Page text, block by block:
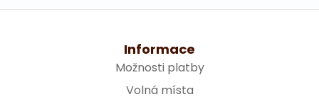
Informace
Možnosti platby
Volná místa